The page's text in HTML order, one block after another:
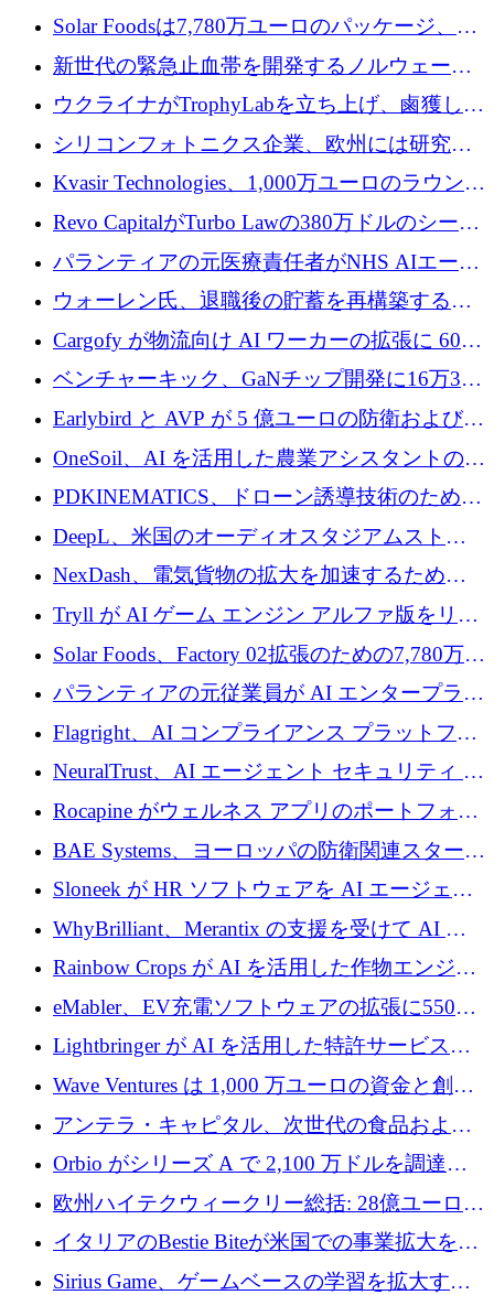
3 億 2,000 万ドルを調達、米国に投資
Solar Foodsは7,780万ユーロのパッケージ、5
億ユーロの防衛および二重用途成長基金EDM
を開始、ヨーロッパのシリコンフォトニクス
に警告
新世代の緊急止血帯を開発するノルウェーの
スタートアップ企業を紹介する
ウクライナがTrophyLabを立ち上げ、鹵獲した
ロシア兵器を戦場の研究開発プラットフォー
ムに変える
シリコンフォトニクス企業、欧州には研究を
商業的に成功させるためのインフラが不足し
Kvasir Technologies、1,000万ユーロのラウンド
で成長を促進
Revo CapitalがTurbo Lawの380万ドルのシード
ラウンドを主導し、訴訟プラットフォームを
パランティアの元医療責任者がNHS AIエージ
ェントの立ち上げに1,000万ポンドを調達
ウォーレン氏、退職後の貯蓄を再構築するた
めに1,000万ユーロを調達
Cargofy が物流向け AI ワーカーの拡張に 600
万ドルを獲得
ベンチャーキック、GaNチップ開発に16万3千
ユーロでMinisaを支援
Earlybird と AVP が 5 億ユーロの防衛および二
重用途の成長基金である E2D を立ち上げる
OneSoil、AI を活用した農業アシスタントの拡
大に​​ 100 万ユーロを確保
PDKINEMATICS、ドローン誘導技術のために
200 万ユーロを調達
DeepL、米国のオーディオスタジアムストリ
ーミング事業Mixhaloを買収
NexDash、電気貨物の拡大を加速するために
EIT Urban Mobilityから250万ユーロを確保
Tryll が AI ゲーム エンジン アルファ版をリリ
ースし、60 万ドルのプレシード資金を確保
Solar Foods、Factory 02拡張のための7,780万ユ
ーロの資金調達パッケージを獲得
パランティアの元従業員が AI エンタープライ
ズ スタートアップの Conduct に 6,000 万ドル
を調達
Flagright、AI コンプライアンス プラットフォ
ームを拡張するためにシリーズ A で 1,250 万
ドルを確保
NeuralTrust、AI エージェント セキュリティ プ
ラットフォームの拡張に 2,000 万ドルを調達
Rocapine がウェルネス アプリのポートフォリ
オを拡大するためにシリーズ A で 1,300 万ド
ルを調達
BAE Systems、ヨーロッパの防衛関連スタート
アップの規模拡大を支援するために 5,000 万
ユーロの支援を開始
Sloneek が HR ソフトウェアを AI エージェン
トに変えるために 600 万ドルを調達
WhyBrilliant、Merantix の支援を受けて AI 求
人マッチングを拡大するために 100 万ユーロ
Rainbow Crops が AI を活用した作物エンジニ
アリングを拡張するために 970 万ユーロを調
eMabler、EV充電ソフトウェアの拡張に550万
ユーロを確保
Lightbringer が AI を活用した特許サービスを
拡大するために 1,000 万ドルを調達
Wave Ventures は 1,000 万ユーロの資金と創設
者補助金で 10 周年を迎える
アンテラ・キャピタル、次世代の食品および
アグリテクノロジーのイノベーションを支援
するファンド III の初回クローズ額が 1 億ドル
に到達
Orbio がシリーズ A で 2,100 万ドルを調達、
AI 労働力管理を世界の最前線の労働者に提供
欧州ハイテクウィークリー総括: 28億ユーロの
取引と5月のハイライト
イタリアのBestie Biteが米国での事業拡大を加
速するために150万ユーロを調達
Sirius Game、ゲームベースの学習を拡大する